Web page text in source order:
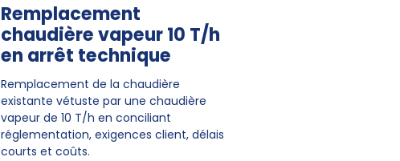
Remplacement
chaudière vapeur 10 T/h
en arrêt technique
Remplacement de la chaudière
existante vétuste par une chaudière
vapeur de 10 T/h en conciliant
réglementation, exigences client, délais
courts et coûts.